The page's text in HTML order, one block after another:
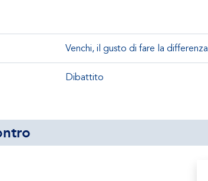
Venchi, il gusto di fare la differenza
Dibattito